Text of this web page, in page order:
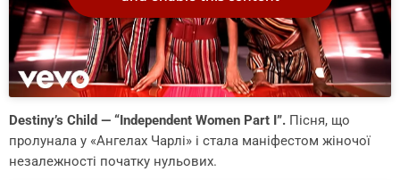
Destiny’s Child — “Independent Women Part I”. Пісня, що
пролунала у «Ангелах Чарлі» і стала маніфестом жіночої
незалежності початку нульових.